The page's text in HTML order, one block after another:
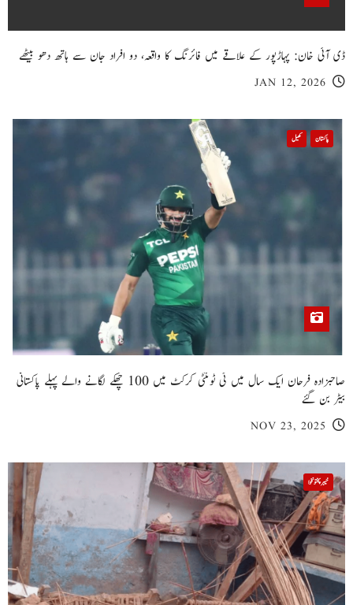
ڈی آئی خان: پہاڑپور کے علاقے میں فائرنگ کا واقعہ، دو افراد جان سے ہاتھ دھو بیٹھے
JAN 12, 2026
پاکستان کھیل
صاحبزادہ فرحان ایک سال میں ٹی ٹوئنٹی کرکٹ میں 100 چھکے لگانے والے پہلے پاکستانی
بیٹر بن گئے
NOV 23, 2025
خیبر پختونخوا